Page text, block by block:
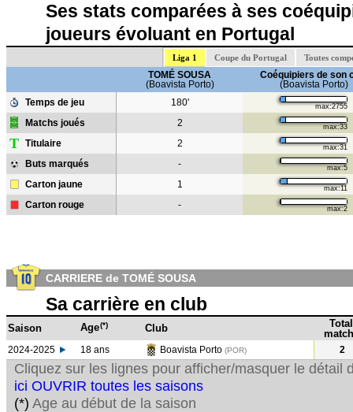
Ses stats comparées à ses
joueurs évoluant en Portugal
Liga 1 Coupe du Portugal Toutes
TOMÉ SOUSA
(Boavista Porto)
Coéquipiers de son
(Boavista Porto)
Temps de jeu
180' max:2755
Matchs joués 2 max:33
T Titulaire 2 max:31
Buts marqués - max:5
Carton jaune 1 max:11
Carton rouge - max:2
CARRIERE de TOMÉ SOUSA
Sa carrière en club
Saison Age(*) Club
Total
2024-2025 18 ans Boavista Porto (POR) 2
Cliquez sur les lignes pour afficher/masquer le détail
ici OUVRIR toutes les saisons
(*) Age au début de la saison